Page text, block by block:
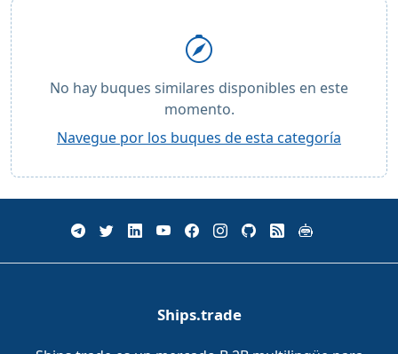
No hay buques similares disponibles en este
momento.
Navegue por los buques de esta categoría
Ships.trade